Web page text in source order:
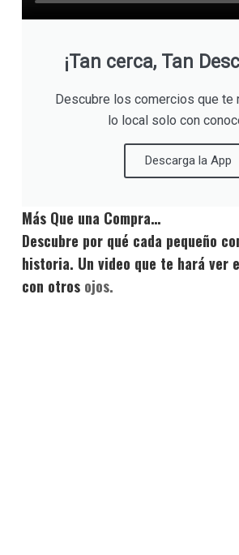
¡Tan cerca, Tan
Descubre los comercios que te
lo local solo con
Descarga la App
Más Que una Compra…
Descubre por qué cada pequeño
historia. Un video que te hará ver
con otros ojos.